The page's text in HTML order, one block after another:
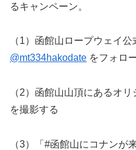
るキャンペーン。
（1）函館山ロープウェイ
@mt334hakodate をフォロ
（2）函館山山頂にあるオ
を撮影する
（3）「#函館山にコナンが